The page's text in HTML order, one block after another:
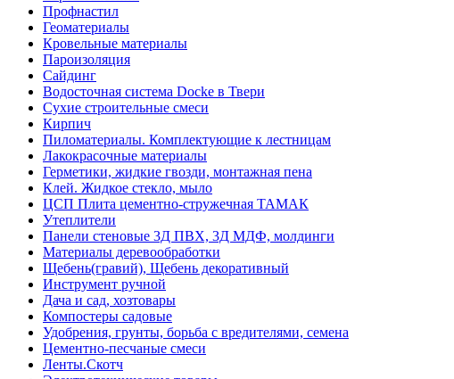
Профнастил
Геоматериалы
Кровельные материалы
Пароизоляция
Сайдинг
Водосточная система Docke в Твери
Сухие строительные смеси
Кирпич
Пиломатериалы. Комплектующие к лестницам
Лакокрасочные материалы
Герметики, жидкие гвозди, монтажная пена
Клей. Жидкое стекло, мыло
ЦСП Плита цементно-стружечная ТАМАК
Утеплители
Панели стеновые 3Д ПВХ, 3Д МДФ, молдинги
Материалы деревообработки
Щебень(гравий), Щебень декоративный
Инструмент ручной
Дача и сад, хозтовары
Компостеры садовые
Удобрения, грунты, борьба с вредителями, семена
Цементно-песчаные смеси
Ленты.Скотч